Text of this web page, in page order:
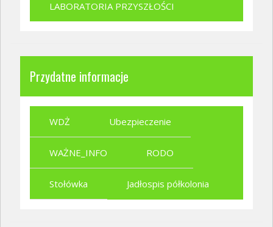
LABORATORIA PRZYSZŁOŚCI
Przydatne informacje
WDŻ Ubezpieczenie
WAŻNE_INFO RODO
Stołówka Jadłospis półkolonia